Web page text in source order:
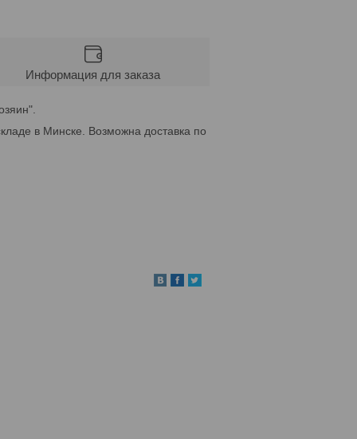
Информация для заказа
в Минске. Возможна доставка по